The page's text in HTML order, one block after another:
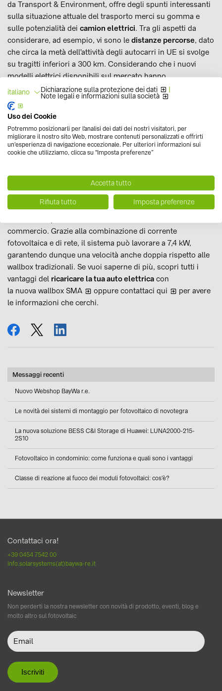
da Transport & Environment, offre degli spunti interessanti
sulla situazione attuale del trasporto merci su gomma e
sulle potenzialità dei camion elettrici. Tra gli aspetti da
considerare, ad esempio, vi sono le distanze percorse, dato
che circa la metà dell'attività degli autocarri in UE si svolge
su tragitti inferiori a 300 km. Considerando che i nuovi
modelli elettrici disponibili sul mercato hanno
un’autonomia di circa 300 km, questi mezzi potrebbero già
coprire 9 viaggi su 10. Anche in questo caso, per
raggiungere l’obiettivo neutralità climatica al 2050, saranno
però necessarie politiche forti, investimenti e una strategia
globale, per accelerare la produzione dei veicoli e la
diffusione delle infrastrutture di ricarica. Per approfondire,
rappresenti già l'oggi, con soluzioni tecnologiche sempre
più efficienti e in grado di ottimizzare costi e consumi.SMA
EV Charger 7.4 / 22, ad esempio, è il nuovo sistema di
commercio. Grazie alla combinazione di corrente
fotovoltaica e di rete, il sistema può lavorare a 7,4 kW,
garantendo dunque una velocità anche doppia rispetto alle
wallbox tradizionali. Se vuoi saperne di più, scopri tutti i
vantaggi del ricaricare la tua auto elettrica con
la nuova wallbox SMA
oppure contattaci qui
per avere
le informazioni che cerchi.
condividi
tweetcondividi
Messaggi recenti
Nuovo Webshop BayWa r.e.
Le novità dei sistemi di montaggio per fotovoltaico di novotegra
La nuova soluzione BESS C&I Storage di Huawei: LUNA2000-215-
2S10
Fotovoltaico in condominio: come funziona e quali sono i vantaggi
Classe di reazione al fuoco dei moduli fotovoltaici: cos'è?
Contattaci ora!
+39 0454 7542 00
info.solarsystems(at)baywa-re.it
Newsletter
Non perderti la nostra newsletter con novità di prodotto, eventi, blog e
molto altro sul fotovoltaic
italiano Dichiarazione sulla protezione dei dati |
Note legali e informazioni sulla società
Uso dei Cookie
Potremmo posizionarli per l'analisi dei dati dei nostri visitatori, per
migliorare il nostro sito Web, mostrare contenuti personalizzati e offrirti
un'esperienza di navigazione eccezionale. Per ulteriori informazioni sui
cookie che utilizziamo, clicca su "Imposta preferenze”
Accetta tutto
Rifiuta tutto Imposta preferenze